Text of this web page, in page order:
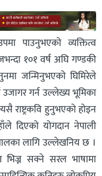
पाउनुभएको व्यक्तित्व
१०१ वर्ष अघि गण्डकी
जन्मिनुभएको घिमिरेले
उजागर गर्न उल्लेख्य भूमिका
राष्ट्रकवि हुनुभएको होइन
दिएको योगदान नेपाली
लागि उल्लेखनिय छ ।
सक्ने सरल भाषामा